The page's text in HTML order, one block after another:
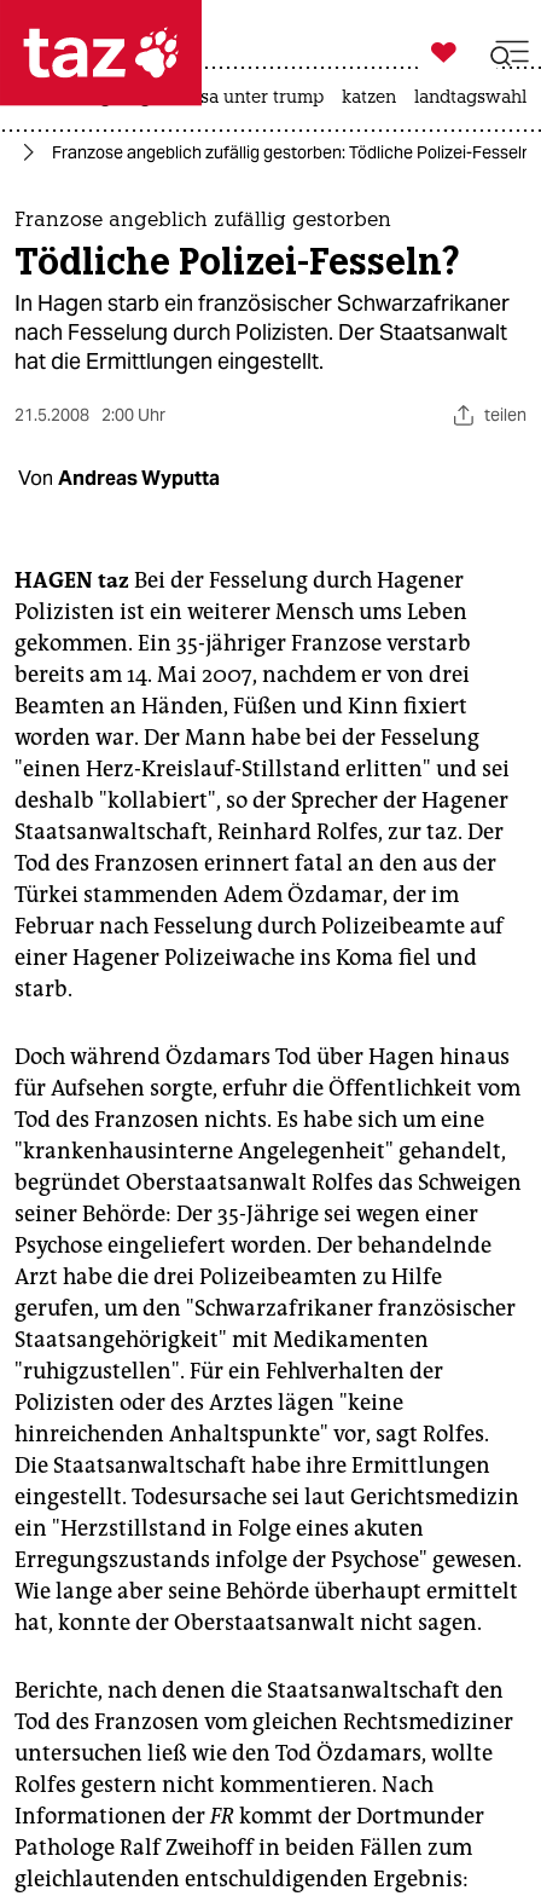
 taz zahl ich
taz zahl ich
themen
politik
öko
sport
nord
wahrheit
verlag
verlag
veranstaltungen
shop
fragen & hilfe
unterstützen
abo
genossenschaft
epaper login

taz zahl ich
usa unter trump katzen landtagswahl
Franzose angeblich zufällig gestorben: Tödliche Polizei-Fesseln?
Franzose angeblich zufällig gestorben
Tödliche Polizei-Fesseln?
In Hagen starb ein französischer Schwarzafrikaner
nach Fesselung durch Polizisten. Der Staatsanwalt
hat die Ermittlungen eingestellt.
21.5.2008 2:00 Uhr teilen
Von Andreas Wyputta
HAGEN taz Bei der Fesselung durch Hagener
Polizisten ist ein weiterer Mensch ums Leben
gekommen. Ein 35-jähriger Franzose verstarb
bereits am 14. Mai 2007, nachdem er von drei
Beamten an Händen, Füßen und Kinn fixiert
worden war. Der Mann habe bei der Fesselung
"einen Herz-Kreislauf-Stillstand erlitten" und sei
deshalb "kollabiert", so der Sprecher der Hagener
Staatsanwaltschaft, Reinhard Rolfes, zur taz. Der
Tod des Franzosen erinnert fatal an den aus der
Türkei stammenden Adem Özdamar, der im
Februar nach Fesselung durch Polizeibeamte auf
einer Hagener Polizeiwache ins Koma fiel und
starb.
Doch während Özdamars Tod über Hagen hinaus
für Aufsehen sorgte, erfuhr die Öffentlichkeit vom
Tod des Franzosen nichts. Es habe sich um eine
"krankenhausinterne Angelegenheit" gehandelt,
begründet Oberstaatsanwalt Rolfes das Schweigen
seiner Behörde: Der 35-Jährige sei wegen einer
Psychose eingeliefert worden. Der behandelnde
Arzt habe die drei Polizeibeamten zu Hilfe
gerufen, um den "Schwarzafrikaner französischer
Staatsangehörigkeit" mit Medikamenten
"ruhigzustellen". Für ein Fehlverhalten der
Polizisten oder des Arztes lägen "keine
hinreichenden Anhaltspunkte" vor, sagt Rolfes.
Die Staatsanwaltschaft habe ihre Ermittlungen
eingestellt. Todesursache sei laut Gerichtsmedizin
ein "Herzstillstand in Folge eines akuten
Erregungszustands infolge der Psychose" gewesen.
Wie lange aber seine Behörde überhaupt ermittelt
hat, konnte der Oberstaatsanwalt nicht sagen.
Berichte, nach denen die Staatsanwaltschaft den
Tod des Franzosen vom gleichen Rechtsmediziner
untersuchen ließ wie den Tod Özdamars, wollte
Rolfes gestern nicht kommentieren. Nach
Informationen derFRkommt der Dortmunder
Pathologe Ralf Zweihoff in beiden Fällen zum
gleichlautenden entschuldigenden Ergebnis: